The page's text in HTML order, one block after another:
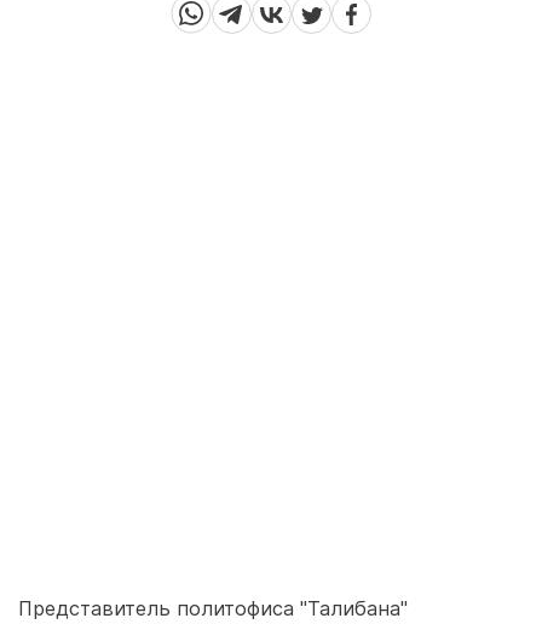
Представитель политофиса "Талибана"